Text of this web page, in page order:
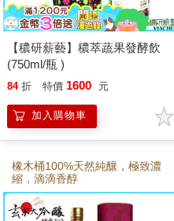
【穠研薪藝】穠萃蔬果發酵飲
(750ml/瓶 )
84 折 特價 1600 元
加入購物車
橡木桶100%天然純釀，極致濃
縮，滴滴香醇